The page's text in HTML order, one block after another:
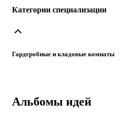
Категории специализации
Гардеробные и кладовые комнаты
Альбомы идей